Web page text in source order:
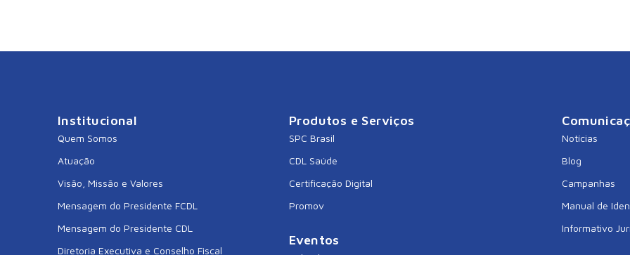
Institucional
Quem Somos
Atuação
Visão, Missão e Valores
Mensagem do Presidente FCDL
Mensagem do Presidente CDL
Diretoria Executiva e Conselho Fiscal
Produtos e Serviços
SPC Brasil
CDL Saúde
Certificação Digital
Promov
Eventos
Notícias
Blog
Campanhas
Manual de
Informativo